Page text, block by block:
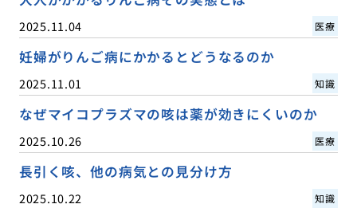
2025.11.04 医療
妊婦がりんご病にかかるとどうなるのか
2025.11.01 知識
なぜマイコプラズマの咳は薬が効きにくいのか
2025.10.26 医療
長引く咳、他の病気との見分け方
2025.10.22 知識